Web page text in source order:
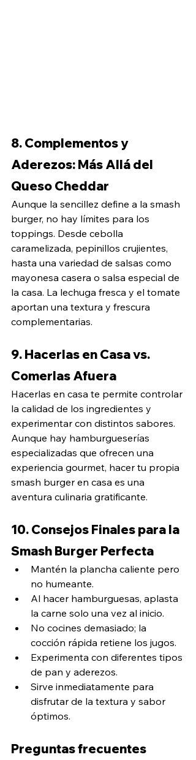
8. Complementos y
Aderezos: Más Allá del
Queso Cheddar
Aunque la sencillez define a la smash
burger, no hay límites para los
toppings. Desde cebolla
caramelizada, pepinillos crujientes,
hasta una variedad de salsas como
mayonesa casera o salsa especial de
la casa. La lechuga fresca y el tomate
aportan una textura y frescura
complementarias.
9. Hacerlas en Casa vs.
Comerlas Afuera
Hacerlas en casa te permite controlar
la calidad de los ingredientes y
experimentar con distintos sabores.
Aunque hay hamburgueserías
especializadas que ofrecen una
experiencia gourmet, hacer tu propia
smash burger en casa es una
aventura culinaria gratificante.
10. Consejos Finales para la
Smash Burger Perfecta
Mantén la plancha caliente pero
no humeante.
Al hacer hamburguesas, aplasta
la carne solo una vez al inicio.
No cocines demasiado; la
cocción rápida retiene los jugos.
Experimenta con diferentes tipos
de pan y aderezos.
Sirve inmediatamente para
disfrutar de la textura y sabor
óptimos.
Preguntas frecuentes